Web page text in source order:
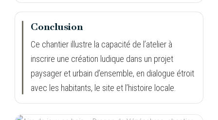
Conclusion
Ce chantier illustre la capacité de l’atelier à
inscrire une création ludique dans un projet
paysager et urbain d’ensemble, en dialogue étroit
avec les habitants, le site et l’histoire locale.